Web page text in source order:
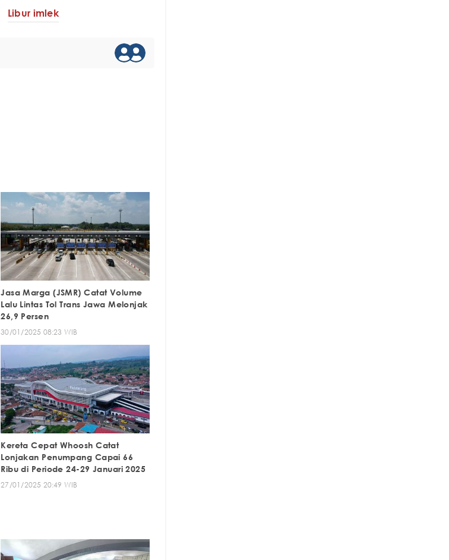
Libur imlek
Jasa Marga (JSMR) Catat Volume
Lalu Lintas Tol Trans Jawa Melonjak
26,9 Persen
30/01/2025 08:23 WIB
Kereta Cepat Whoosh Catat
Lonjakan Penumpang Capai 66
Ribu di Periode 24-29 Januari 2025
27/01/2025 20:49 WIB